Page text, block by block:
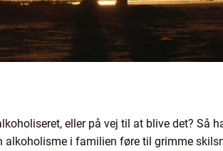
eller på vej til at blive det? Så
i familien føre til grimme